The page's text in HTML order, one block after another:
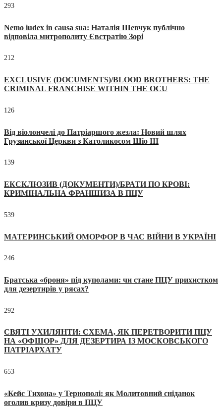
293
Nemo iudex in causa sua: Наталія Шевчук публічно
відповіла митрополиту Євстратію Зорі
212
EXCLUSIVE (DOCUMENTS)/BLOOD BROTHERS: THE
CRIMINAL FRANCHISE WITHIN THE OCU
126
Від віолончелі до Патріаршого жезла: Новий шлях
Грузинської Церкви з Католикосом Шіо III
139
ЕКСКЛЮЗИВ (ДОКУМЕНТИ)/БРАТИ ПО КРОВІ:
КРИМІНАЛЬНА ФРАНШИЗА В ПЦУ
539
МАТЕРИНСЬКИЙ ОМОРФОР В ЧАС ВІЙНИ В УКРАЇНІ
246
Братська «броня» під куполами: чи стане ПЦУ прихистком
для дезертирів у рясах?
292
СВЯТІ УХИЛЯНТИ: СХЕМА, ЯК ПЕРЕТВОРИТИ ПЦУ
НА «ОФШОР» ДЛЯ ДЕЗЕРТИРА ІЗ МОСКОВСЬКОГО
ПАТРІАРХАТУ
653
«Кейс Тихона» у Тернополі: як Молитовний сніданок
оголив кризу довіри в ПЦУ